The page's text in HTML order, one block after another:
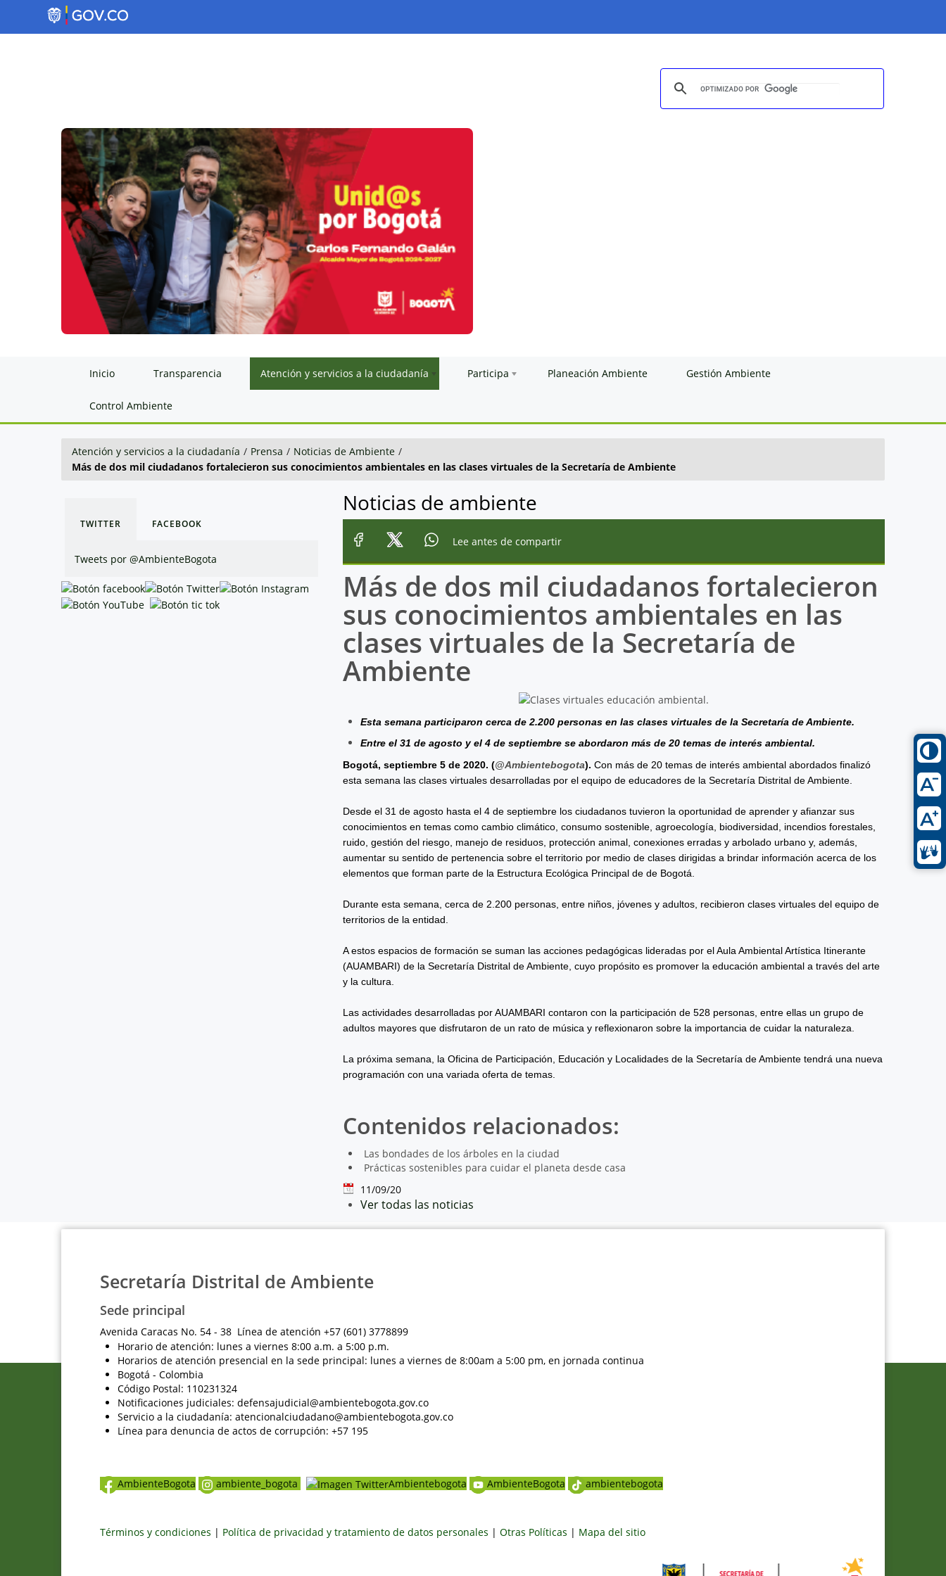
Inicio Transparencia Atención y servicios a la ciudadanía Participa Planeación Ambiente Gestión Ambiente
Control Ambiente
Atención y servicios a la ciudadanía / Prensa / Noticias de Ambiente /
Más de dos mil ciudadanos fortalecieron sus conocimientos ambientales en las clases virtuales de la Secretaría de Ambiente
TWITTER FACEBOOK
Tweets por @AmbienteBogota
Noticias de ambiente
Lee antes de compartir
Más de dos mil ciudadanos fortalecieron
sus conocimientos ambientales en las
clases virtuales de la Secretaría de
Ambiente
Esta semana participaron cerca de 2.200 personas en las clases virtuales de la Secretaría de Ambiente.
Entre el 31 de agosto y el 4 de septiembre se abordaron más de 20 temas de interés ambiental.
Bogotá, septiembre 5 de 2020. (@Ambientebogota). Con más de 20 temas de interés ambiental abordados finalizó
esta semana las clases virtuales desarrolladas por el equipo de educadores de la Secretaría Distrital de Ambiente.
Desde el 31 de agosto hasta el 4 de septiembre los ciudadanos tuvieron la oportunidad de aprender y afianzar sus
conocimientos en temas como cambio climático, consumo sostenible, agroecología, biodiversidad, incendios forestales,
ruido, gestión del riesgo, manejo de residuos, protección animal, conexiones erradas y arbolado urbano y, además,
aumentar su sentido de pertenencia sobre el territorio por medio de clases dirigidas a brindar información acerca de los
elementos que forman parte de la Estructura Ecológica Principal de de Bogotá.
Durante esta semana, cerca de 2.200 personas, entre niños, jóvenes y adultos, recibieron clases virtuales del equipo de
territorios de la entidad.
A estos espacios de formación se suman las acciones pedagógicas lideradas por el Aula Ambiental Artística Itinerante
(AUAMBARI) de la Secretaría Distrital de Ambiente, cuyo propósito es promover la educación ambiental a través del arte
y la cultura.
Las actividades desarrolladas por AUAMBARI contaron con la participación de 528 personas, entre ellas un grupo de
adultos mayores que disfrutaron de un rato de música y reflexionaron sobre la importancia de cuidar la naturaleza.
La próxima semana, la Oficina de Participación, Educación y Localidades de la Secretaría de Ambiente tendrá una nueva
programación con una variada oferta de temas.
Contenidos relacionados:
Las bondades de los árboles en la ciudad
Prácticas sostenibles para cuidar el planeta desde casa
11/09/20
Ver todas las noticias
Secretaría Distrital de Ambiente
Sede principal
Avenida Caracas No. 54 - 38 Línea de atención +57 (601) 3778899
Horario de atención: lunes a viernes 8:00 a.m. a 5:00 p.m.
Horarios de atención presencial en la sede principal: lunes a viernes de 8:00am a 5:00 pm, en jornada continua
Bogotá - Colombia
Código Postal: 110231324
Notificaciones judiciales: defensajudicial@ambientebogota.gov.co
Servicio a la ciudadanía: atencionalciudadano@ambientebogota.gov.co
Línea para denuncia de actos de corrupción: +57 195
AmbienteBogota ambiente_bogota Ambientebogota AmbienteBogota ambientebogota
Términos y condiciones | Política de privacidad y tratamiento de datos personales | Otras Políticas | Mapa del sitio